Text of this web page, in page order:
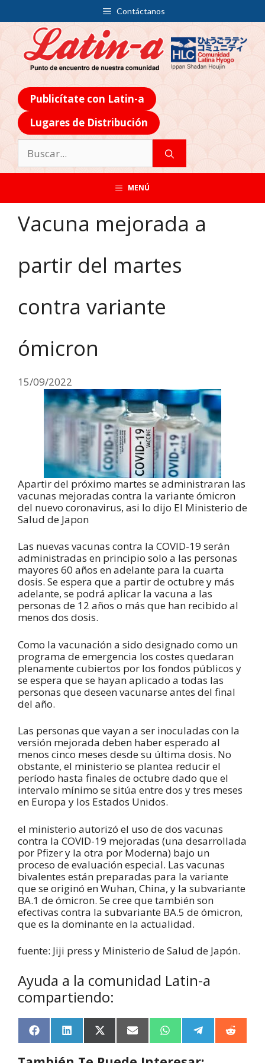
Contáctanos
Publicítate con Latin-a
Lugares de Distribución
MENÚ
Vacuna mejorada a
partir del martes
contra variante
ómicron
15/09/2022
Apartir del próximo martes se administraran las
vacunas mejoradas contra la variante ómicron
del nuevo coronavirus, asi lo dijo El Ministerio de
Salud de Japon
Las nuevas vacunas contra la COVID-19 serán
administradas en principio solo a las personas
mayores 60 años en adelante para la cuarta
dosis. Se espera que a partir de octubre y más
adelante, se podrá aplicar la vacuna a las
personas de 12 años o más que han recibido al
menos dos dosis.
Como la vacunación a sido designado como un
programa de emergencia los costes quedaran
plenamente cubiertos por los fondos públicos y
se espera que se hayan aplicado a todas las
personas que deseen vacunarse antes del final
del año.
Las personas que vayan a ser inoculadas con la
versión mejorada deben haber esperado al
menos cinco meses desde su última dosis. No
obstante, el ministerio se plantea reducir el
período hasta finales de octubre dado que el
intervalo mínimo se sitúa entre dos y tres meses
en Europa y los Estados Unidos.
el ministerio autorizó el uso de dos vacunas
contra la COVID-19 mejoradas (una desarrollada
por Pfizer y la otra por Moderna) bajo un
proceso de evaluación especial. Las vacunas
bivalentes están preparadas para la variante
que se originó en Wuhan, China, y la subvariante
BA.1 de ómicron. Se cree que también son
efectivas contra la subvariante BA.5 de ómicron,
que es la dominante en la actualidad.
fuente: Jiji press y Ministerio de Salud de Japón.
Ayuda a la comunidad Latin-a
compartiendo:
F
a
L
i
X
(
E
m
a
W
h e
R
e